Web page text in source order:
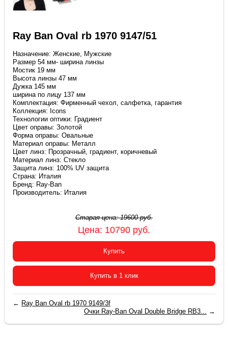
Ray Ban Oval rb 1970 9147/51
Назначение: Женские, Мужские
Размер 54 мм- ширина линзы
Мостик 19 мм
Высота линзы 47 мм
Дужка 145 мм
ширина по лицу 137 мм
Комплектация: Фирменный чехол, салфетка, гарантия
Коллекция: Icons
Технологии оптики: Градиент
Цвет оправы: Золотой
Форма оправы: Овальные
Материал оправы: Металл
Цвет линз: Прозрачный, градиент, коричневый
Материал линз: Стекло
Защита линз: 100% UV защита
Страна: Италия
Бренд: Ray-Ban
Производитель: Италия
Старая цена:19600руб.
Цена: 10790 руб.
Купить
Купить в 1 клик
← Ray Ban Oval rb 1970 9149/3f
Очки Ray-Ban Oval Double Bridge RB3...
→